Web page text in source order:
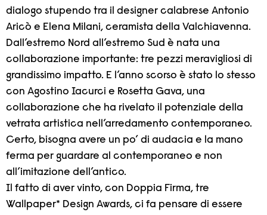
dialogo stupendo tra il designer calabrese Antonio
Aricò e Elena Milani, ceramista della Valchiavenna.
Dall’estremo Nord all’estremo Sud è nata una
collaborazione importante: tre pezzi meravigliosi di
grandissimo impatto. E l’anno scorso è stato lo stesso
con Agostino Iacurci e Rosetta Gava, una
collaborazione che ha rivelato il potenziale della
vetrata artistica nell’arredamento contemporaneo.
Certo, bisogna avere un po’ di audacia e la mano
ferma per guardare al contemporaneo e non
all’imitazione dell’antico.
Il fatto di aver vinto, con Doppia Firma, tre
Wallpaper* Design Awards, ci fa pensare di essere